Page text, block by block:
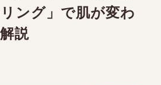
リング」で肌が変わ
説